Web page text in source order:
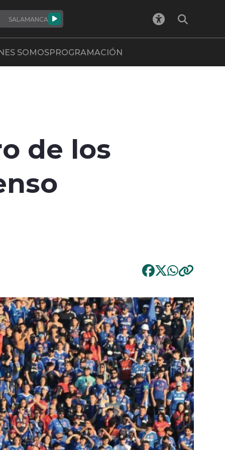
SALAMANCA
SOMOSPROGRAMACIÓN
de los